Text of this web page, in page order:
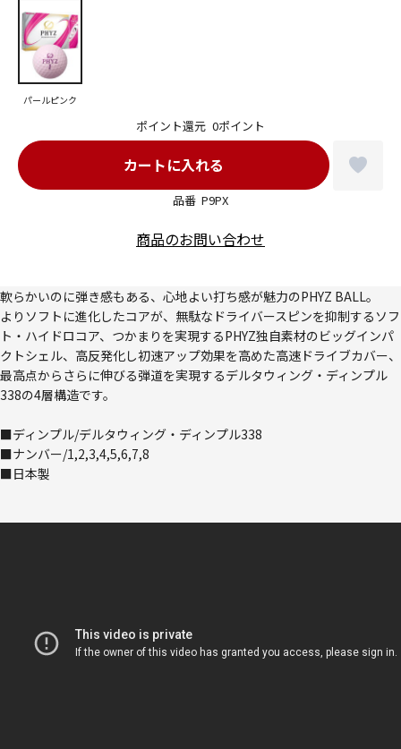
品番 P9PX
ポイント還元 0ポイント
パールピンク
商品のお問い合わせ
軟らかいのに弾き感もある、心地よい打ち感が魅力のPHYZ BALL。
よりソフトに進化したコアが、無駄なドライバースピンを抑制するソフ
ト・ハイドロコア、つかまりを実現するPHYZ独自素材のビッグインパ
クトシェル、高反発化し初速アップ効果を高めた高速ドライブカバー、
最高点からさらに伸びる弾道を実現するデルタウィング・ディンプル
338の4層構造です。
■ディンプル/デルタウィング・ディンプル338
■ナンバー/1,2,3,4,5,6,7,8
■日本製